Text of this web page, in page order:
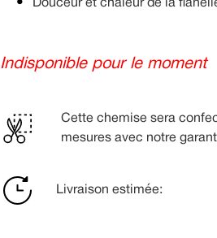
Douceur et chaleur de la
Indisponible pour le moment
Cette chemise sera
mesures avec notre
Livraison estimée: